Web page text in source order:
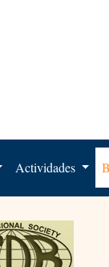
Actividades